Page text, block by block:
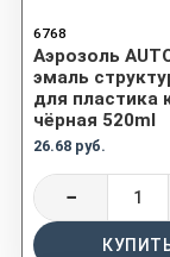
6768
Аэрозоль
эмаль
для пластика
чёрная 520ml
26.68 руб.
−